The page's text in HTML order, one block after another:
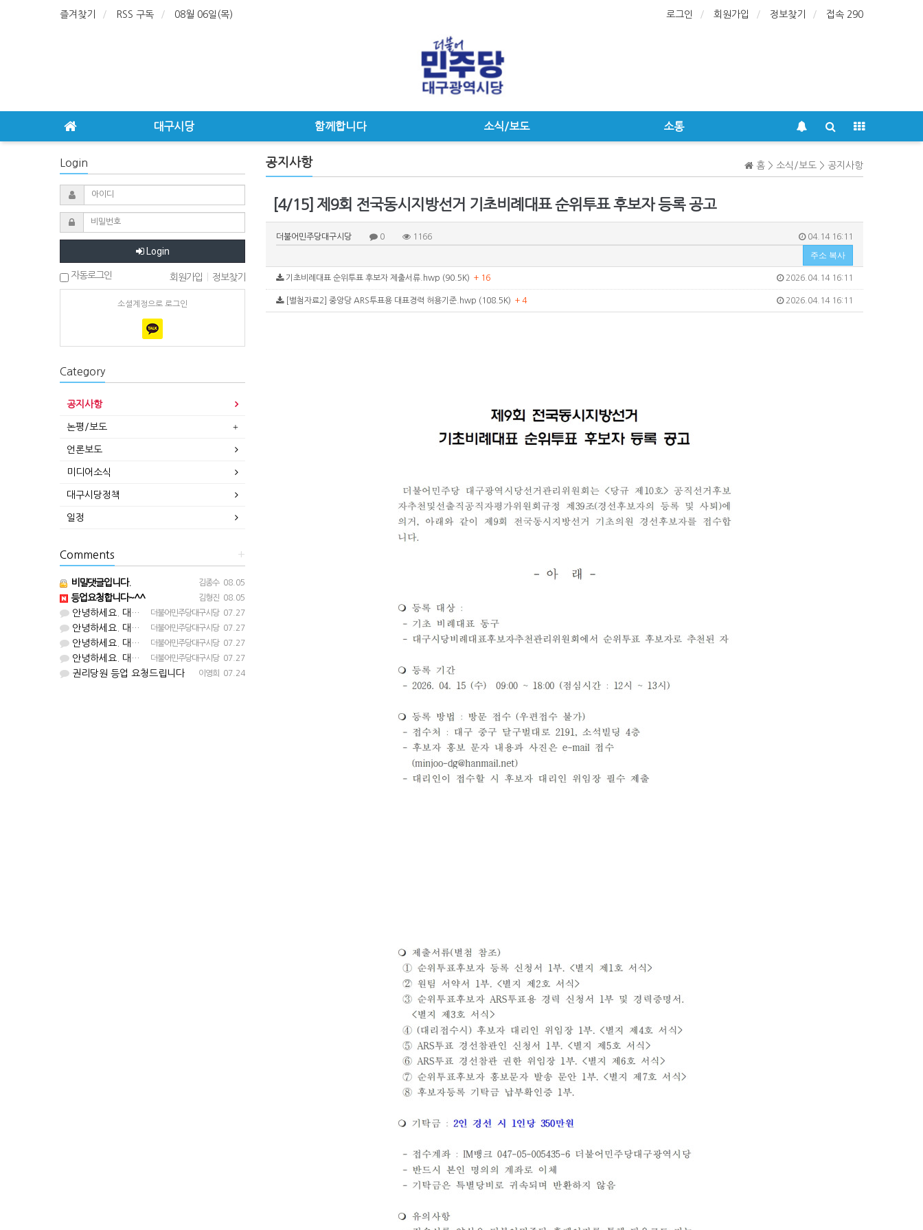
즐겨찾기 RSS 구독 08월 06일(목) 로그인 회원가입 정보찾기 접속 290
대구시당 함께합니다 소식/보도 소통
홈 > 소식/보도 > 공지사항
공지사항
[4/15] 제9회 전국동시지방선거 기초비례대표 순위투표 후보자 등록 공고
더불어민주당대구시당 0 1166 04.14 16:11
주소 복사
2026.04.14 16:11
기초비례대표 순위투표 후보자 제출서류.hwp (90.5K) + 16
2026.04.14 16:11
[별첨자료2] 중앙당 ARS투표용 대표경력 허용기준.hwp (108.5K) + 4
Login
Login
자동로그인 회원가입 정보찾기
소셜계정으로 로그인
Category
공지사항
논평/보도
언론보도
미디어소식
대구시당정책
일정
+
Comments
김종수 08.05
비밀댓글입니다.
김형진 08.05
등업요청합니다~^^
더불어민주당대구시당 07.27
안녕하세요. 대구시당입니다. 등업 완료되었습니다^^
더불어민주당대구시당 07.27
안녕하세요. 대구시당입니다. 등업 완료되었습니다^^
더불어민주당대구시당 07.27
안녕하세요. 대구시당입니다. 등업 완료되었습니다^^
더불어민주당대구시당 07.27
안녕하세요. 대구시당입니다. 등업 완료되었습니다^^
이영희 07.24
권리당원 등업 요청드립니다